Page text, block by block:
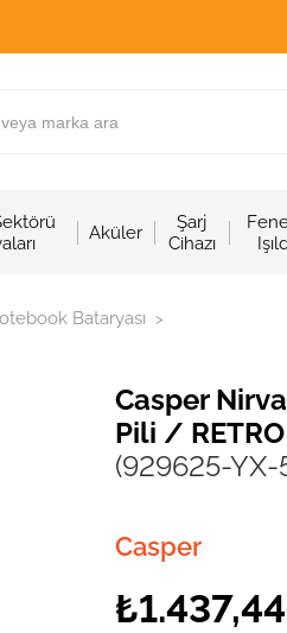
Aküler
Şarj
Cihazı
Bataryası >
Casper
Pili /
(929625-YX-
Casper
₺1.437,44